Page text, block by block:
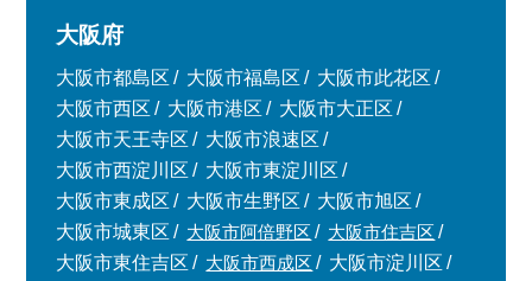
大阪府
大阪市都島区 大阪市福島区
大阪市此花区
大阪市西区
大阪市港区
大阪市大正区
大阪市天王寺区
大阪市浪速区
大阪市西淀川区
大阪市東淀川区
大阪市東成区
大阪市生野区
大阪市旭区
大阪市城東区
大阪市阿倍野区
大阪市住吉区
大阪市東住吉区
大阪市西成区 大阪市淀川区